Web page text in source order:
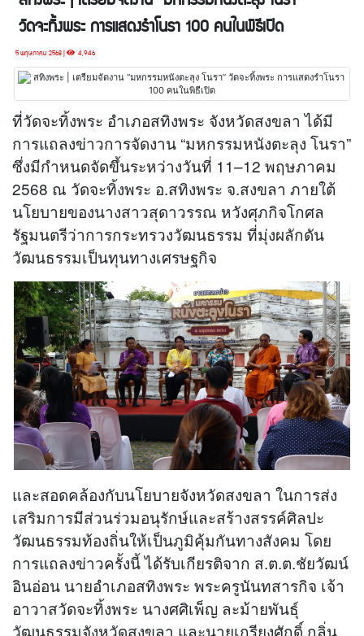
วัดจะทิ้งพระ การแสดงรำโนรา 100 คนในพิธีเปิด
5 พฤษภาคม 2568 | 4,946
ที่วัดจะทิ้งพระ อำเภอสทิงพระ จังหวัดสงขลา ได้มี
การแถลงข่าวการจัดงาน “มหกรรมหนังตะลุง โนรา”
ซึ่งมีกำหนดจัดขึ้นระหว่างวันที่ 11–12 พฤษภาคม
2568 ณ วัดจะทิ้งพระ อ.สทิงพระ จ.สงขลา ภายใต้
นโยบายของนางสาวสุดาวรรณ หวังศุภกิจโกศล
รัฐมนตรีว่าการกระทรวงวัฒนธรรม ที่มุ่งผลักดัน
วัฒนธรรมเป็นทุนทางเศรษฐกิจ
และสอดคล้องกับนโยบายจังหวัดสงขลา ในการส่ง
เสริมการมีส่วนร่วมอนุรักษ์และสร้างสรรค์ศิลปะ
วัฒนธรรมท้องถิ่นให้เป็นภูมิคุ้มกันทางสังคม โดย
การแถลงข่าวครั้งนี้ ได้รับเกียรติจาก ส.ต.ต.ชัยวัฒน์
อินอ่อน นายอำเภอสทิงพระ พระครูนันทสารกิจ เจ้า
อาวาสวัดจะทิ้งพระ นางศศิเพ็ญ ละม้ายพันธุ์
วัฒนธรรมจังหวัดสงขลา และนายเกรียงศักดิ์ กลิ่น